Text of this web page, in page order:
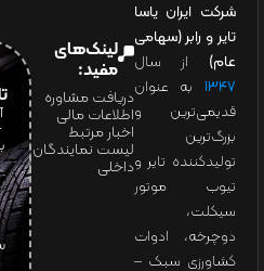
شرکت ایران یاسا
تایر و رابر (سهامی
عام) از سال
۱۳۴۷ به عنوان
قدیمی‌ترین و
بزرگ‌ترین
تولیدکننده تایر و
تیوب موتور
سیکلت،
دوچرخه، ادوات
کشاورزی سبک –
لینک‌های
مفید:
دریافت مشاوره
اطلاعات مالی
اخبار مرتبط
لیست نمایندگان
داخلی